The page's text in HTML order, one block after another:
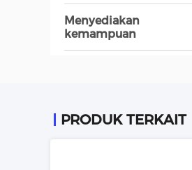
Menyediakan
kemampuan
PRODUK TERKAIT